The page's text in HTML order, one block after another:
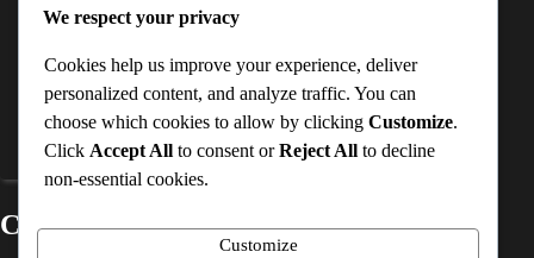
D Dash
August 8,
2026
ଆୟୋଜିତ
Contact Details
We respect your privacy
Cookies help us improve your experience, deliver
personalized content, and analyze traffic. You can
choose which cookies to allow by clicking Customize.
Click Accept All to consent orReject All to decline
non-essential cookies.
Customize